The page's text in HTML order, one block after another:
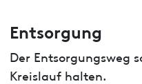
Entsorgung
Der Entsorgungsweg
Kreislauf halten.